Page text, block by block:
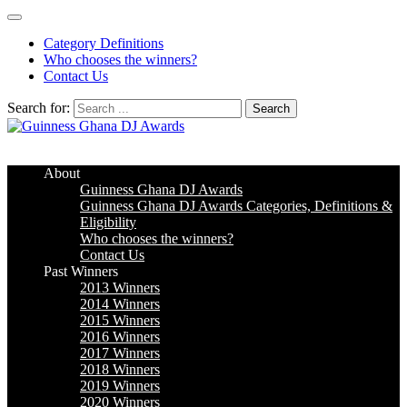
Category Definitions
Who chooses the winners?
Contact Us
Search for:
About
Guinness Ghana DJ Awards
Guinness Ghana DJ Awards Categories, Definitions &
Eligibility
Who chooses the winners?
Contact Us
Past Winners
2013 Winners
2014 Winners
2015 Winners
2016 Winners
2017 Winners
2018 Winners
2019 Winners
2020 Winners